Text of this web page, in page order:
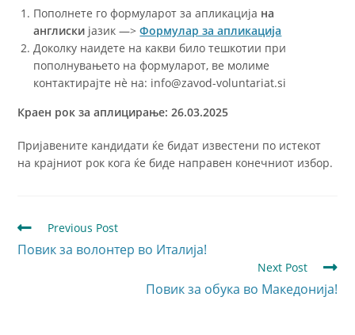
Пополнете го формуларот за апликација на
англиски јазик —>Формулар за апликација
Доколку наидете на какви било тешкотии при
пополнувањето на формуларот, ве молиме
контактирајте нè на: info@zavod-voluntariat.si
Краен рок за аплицирање: 26.03.2025
Пријавените кандидати ќе бидат известени по истекот
на крајниот рок кога ќе биде направен конечниот избор.
Previous Post
Повик за волонтер во Италија!
Next Post
Повик за обука во Македонија!